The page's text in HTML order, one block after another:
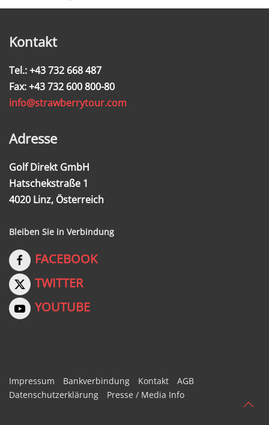
Kontakt
Tel.: +43 732 668 487
Fax: +43 732 600 800-80
info@strawberrytour.com
Adresse
Golf Direkt GmbH
Hatschekstraße 1
4020 Linz, Österreich
Bleiben Sie in Verbindung
FACEBOOK
TWITTER
YOUTUBE
Impressum Bankverbindung Kontakt
AGB
Datenschutzerklärung
Presse / Media Info